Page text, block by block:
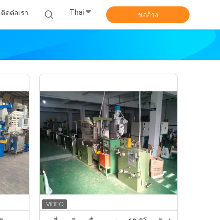
ติดต่อเรา Thai ขออ้าง